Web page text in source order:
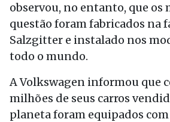
observou, no entanto, que os
questão foram fabricados na
Salzgitter e instalado nos
todo o mundo.
A Volkswagen informou que
milhões de seus carros
planeta foram equipados